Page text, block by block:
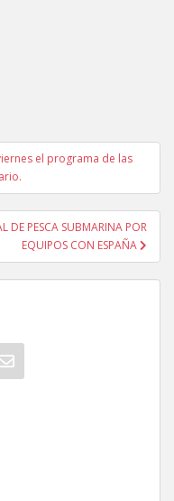
el programa de las
DE PESCA SUBMARINA POR
EQUIPOS CON ESPAÑA